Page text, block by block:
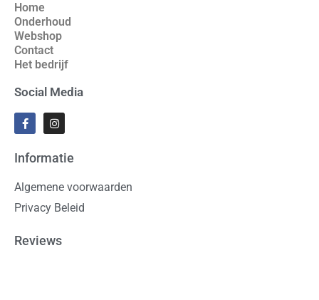
Home
Onderhoud
Webshop
Contact
Het bedrijf
Social Media
Informatie
Algemene voorwaarden
Privacy Beleid
Reviews